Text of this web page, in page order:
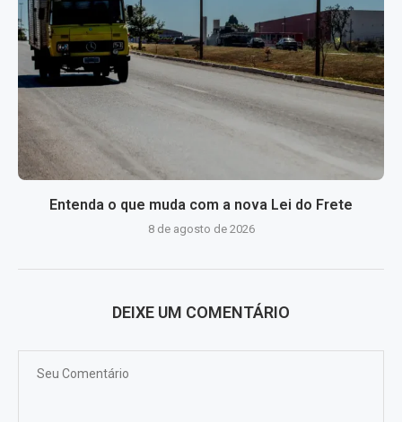
Entenda o que muda com a nova Lei do Frete
8 de agosto de 2026
DEIXE UM COMENTÁRIO